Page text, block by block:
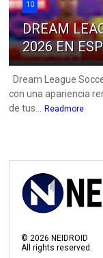
10
DREAM
2026 EN
Dream League
con una apariencia
de tus... Readmore
©2026 NEIDROID
All rights reserved.